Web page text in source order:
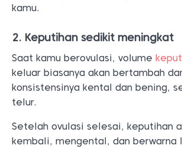
kamu.
2. Keputihan sedikit meningkat
Saat kamu berovulasi, volume
keluar biasanya akan bertambah
konsistensinya kental dan bening,
telur.
Setelah ovulasi selesai, keputihan
kembali, mengental, dan berwarna